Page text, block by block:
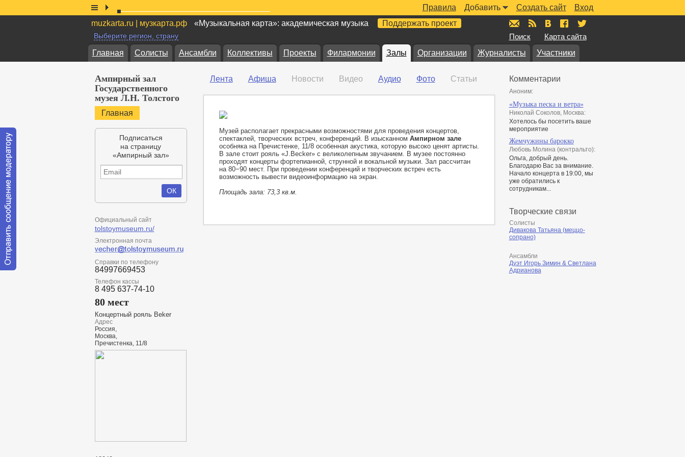
Вход
Создать сайт
Добавить
Правила
muzkarta.ru | музкарта.рф
«Музыкальная карта»: академическая музыка Поддержать проект
Выберите регион, страну Поиск Карта сайта
Главная Солисты Ансамбли Коллективы Проекты Филармонии Залы Организации Журналисты Участники
Ампирный зал
Государственного
музея Л.Н. Толстого
Главная
Подписаться
на страницу
«Ампирный зал»
Официальный сайт
tolstoymuseum.ru/
Электронная почта
Справки по телефону
84997669453
Телефон кассы
8 495 637-74-10
80 мест
Концертный рояль Beker
Адрес
Россия,
Москва,
Пречистенка, 11/8
Лента Афиша Новости Видео Аудио Фото Статьи
Музей располагает прекрасными возможностями для проведения концертов,
спектаклей, творческих встреч, конференций. В изысканном Ампирном зале
особняка на Пречистенке, 11/8 особенная акустика, которую высоко ценят артисты.
В зале стоит рояль «J.Becker» с великолепным звучанием. В музее постоянно
проходят концерты фортепианной, струнной и вокальной музыки. Зал рассчитан
на 80−90 мест. При проведении конференций и творческих встреч есть
возможность вывести видеоинформацию на экран.
Площадь зала: 73,3 кв.м.
Комментарии
Аноним:
«Музыка песка и ветра»
Николай Соколов, Москва:
Хотелось бы посетить ваше
мероприятие
Жемчужины барокко
Любовь Молина (контральто):
Ольга, добрый день.
Благодарю Вас за внимание.
Начало концерта в 19:00, мы
уже обратились к
сотрудникам...
Творческие связи
Солисты
Дивакова Татьяна (меццо-
сопрано)
Ансамбли
Дуэт Игорь Зимин & Светлана
Адрианова